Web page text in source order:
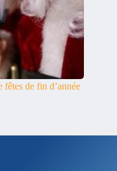
de fin d’année